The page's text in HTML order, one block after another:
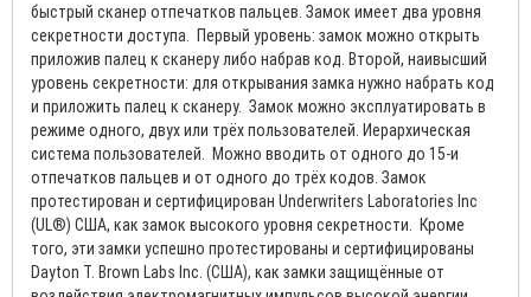
быстрый сканер отпечатков пальцев. Замок имеет два уровня
секретности доступа. Первый уровень: замок можно открыть
приложив палец к сканеру либо набрав код. Второй, наивысший
уровень секретности: для открывания замка нужно набрать код
и приложить палец к сканеру. Замок можно эксплуатировать в
режиме одного, двух или трёх пользователей. Иерархическая
система пользователей. Можно вводить от одного до 15-и
отпечатков пальцев и от одного до трёх кодов. Замок
протестирован и сертифицирован Underwriters Laboratories Inc
(UL®) США, как замок высокого уровня секретности. Кроме
того, эти замки успешно протестированы и сертифицированы
Dayton T. Brown Labs Inc. (США), как замки защищённые от